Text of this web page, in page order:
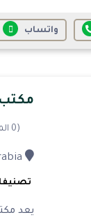
واتساب
مكتب
(0 المراجعات)
Abu Bakr Alrazi, Riyadh, Riyadh Province, Saudi Arabia، الرياض
يعد